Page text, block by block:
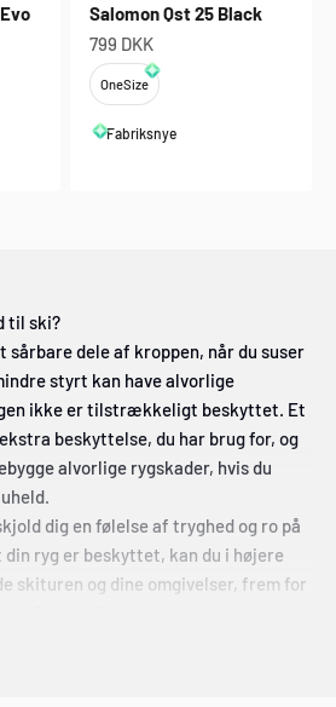
Salomon Qst 25 Black
Salgspris
799 DKK
OneSize
Fabriksnye
til ski?
sårbare dele af kroppen, når du suser
styrt kan have alvorlige
ikke er tilstrækkeligt beskyttet. Et
beskyttelse, du har brug for, og
alvorlige rygskader, hvis du
dig en følelse af tryghed og ro på
din ryg er beskyttet, kan du i højere
skituren og dine omgivelser, frem for
erfarne og professionelle skiløbere